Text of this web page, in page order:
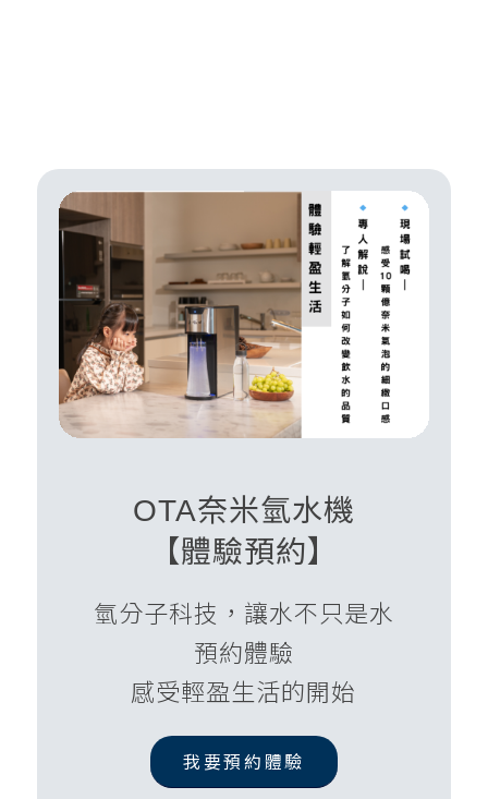
OTA奈米氫水機
【體驗預約】
氫分子科技，讓水不只是水
預約體驗
感受輕盈生活的開始
我要預約體驗